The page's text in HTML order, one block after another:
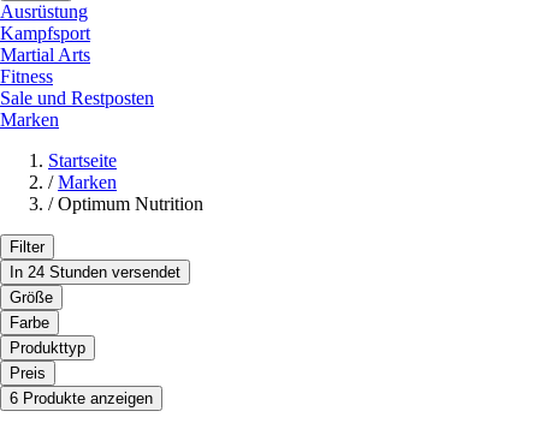
Ausrüstung
Kampfsport
Martial Arts
Fitness
Sale und Restposten
Marken
Startseite
/ Marken
/ Optimum Nutrition
Filter
In 24 Stunden versendet
Größe
Farbe
Produkttyp
Preis
6 Produkte anzeigen